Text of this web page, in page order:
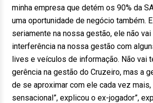
minha empresa que detém os 90% da
uma oportunidade de negócio também.
seriamente na nossa gestão, ele não vai
interferência na nossa gestão com
lives e veículos de informação. Não vai
gerência na gestão do Cruzeiro, mas a
de se aproximar com ele cada vez mais,
sensacional”, explicou o ex-jogador”,